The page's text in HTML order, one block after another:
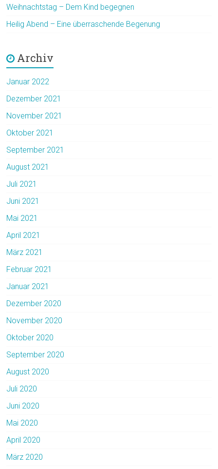
Weihnachtstag – Dem Kind begegnen
Heilig Abend – Eine überraschende Begenung
Archiv
Januar 2022
Dezember 2021
November 2021
Oktober 2021
September 2021
August 2021
Juli 2021
Juni 2021
Mai 2021
April 2021
März 2021
Februar 2021
Januar 2021
Dezember 2020
November 2020
Oktober 2020
September 2020
August 2020
Juli 2020
Juni 2020
Mai 2020
April 2020
März 2020